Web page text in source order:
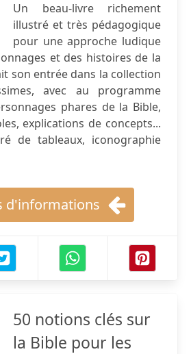
Un beau-livre richement
illustré et très pédagogique
pour une approche ludique
et des histoires de la
son entrée dans la collection
avec au programme
phares de la Bible,
explications de concepts...
de tableaux, iconographie
d'informations
50 notions clés sur
la Bible pour les